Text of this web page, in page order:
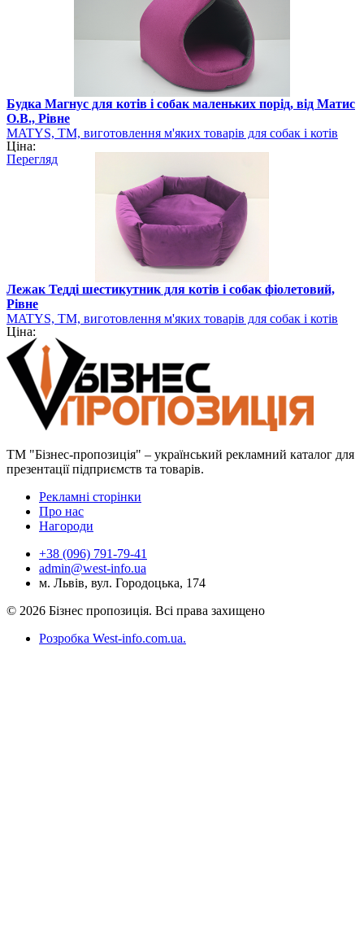
Будка Магнус для котів і собак маленьких порід, від Матис
О.В., Рівне
MATYS, ТМ, виготовлення м'яких товарів для собак і котів
Ціна:
Перегляд
Лежак Тедді шестикутник для котів і собак фіолетовий,
Рівне
MATYS, ТМ, виготовлення м'яких товарів для собак і котів
Ціна:
ТМ "Бізнес-пропозиція" – український рекламний каталог для
презентації підприємств та товарів.
Рекламні сторінки
Про нас
Нагороди
+38 (096) 791-79-41
admin@west-info.ua
м. Львів, вул. Городоцька, 174
© 2026 Бізнес пропозиція. Всі права захищено
Розробка West-info.com.ua.